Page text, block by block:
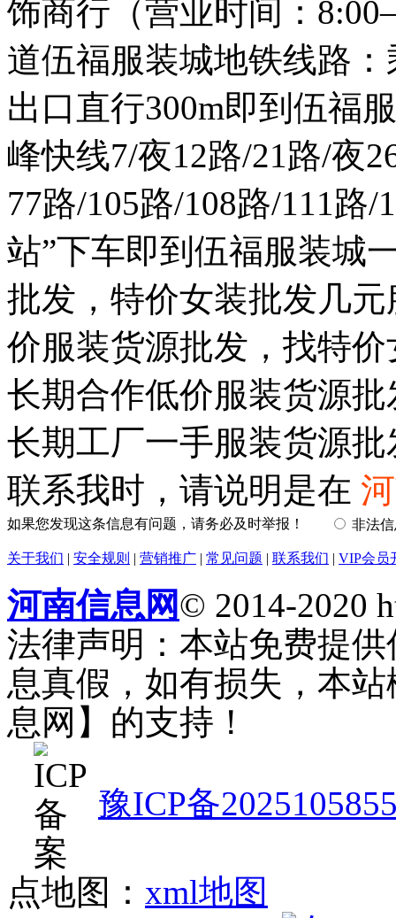
饰商行（营业时间：
道伍福服装城地铁线路
出口直行300m即到伍福
峰快线7/夜12路/21路/夜
77路/105路/108路/111路
站”下车即到伍福服装城
批发，特价女装批发几
价服装货源批发，找特
长期合作低价服装货源
长期工厂一手服装货源批
联系我时，请说明是在
如果您发现这条信息有问题，请务必及时举报！ 非法
关于我们 | 安全规则 | 营销推广 | 常见问题 | 联系我们 | VIP会员
河南信息网© 2014-2020
法律声明：本站免费提
息真假，如有损失，本
息网】的支持！
豫ICP备
点地图： xml地图